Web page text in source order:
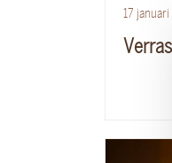
17 januari